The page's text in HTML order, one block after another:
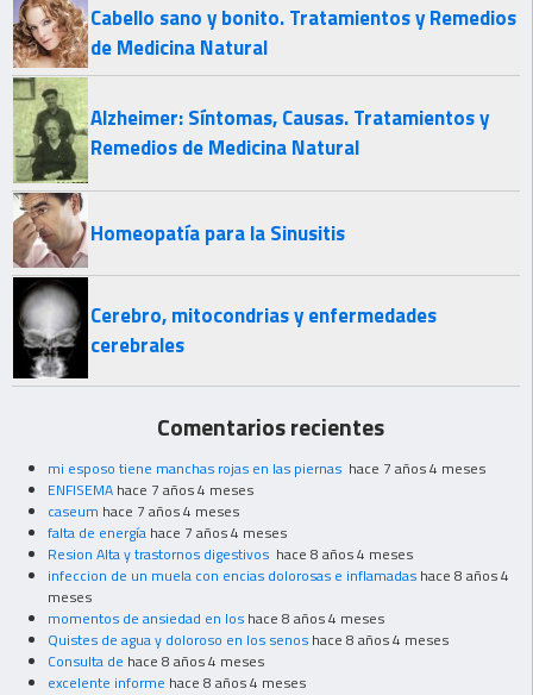
Cabello sano y bonito. Tratamientos y Remedios
de Medicina Natural
Alzheimer: Síntomas, Causas. Tratamientos y
Remedios de Medicina Natural
Homeopatía para la Sinusitis
Cerebro, mitocondrias y enfermedades
cerebrales
Comentarios recientes
mi esposo tiene manchas rojas en las piernas hace 7 años 4 meses
ENFISEMA hace 7 años 4 meses
caseum hace 7 años 4 meses
falta de energía hace 7 años 4 meses
Resion Alta y trastornos digestivos hace 8 años 4 meses
infeccion de un muela con encias dolorosas e inflamadas hace 8 años 4
meses
momentos de ansiedad en los hace 8 años 4 meses
Quistes de agua y doloroso en los senos hace 8 años 4 meses
Consulta de hace 8 años 4 meses
excelente informe hace 8 años 4 meses